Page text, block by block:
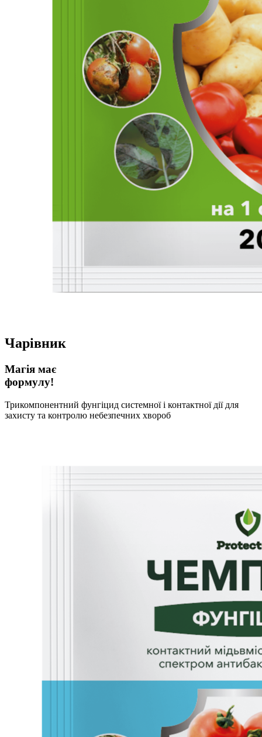
Чарівник
Магія має
формулу!
Трикомпонентний фунгіцид системної і контактної дії для
захисту та контролю небезпечних хвороб